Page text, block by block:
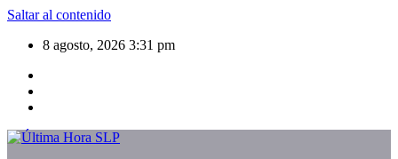
Saltar al contenido
8 agosto, 2026 3:31 pm